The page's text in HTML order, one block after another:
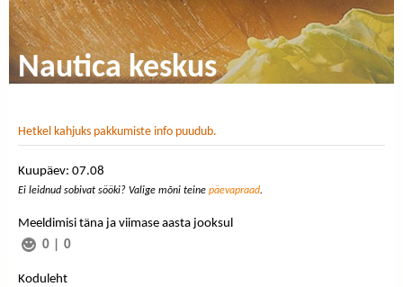
Nautica keskus
Hetkel kahjuks pakkumiste info puudub.
Kuupäev: 07.08
Ei leidnud sobivat sööki? Valige mõni teine päevapraad.
Meeldimisi täna ja viimase aasta jooksul
0
0
Koduleht